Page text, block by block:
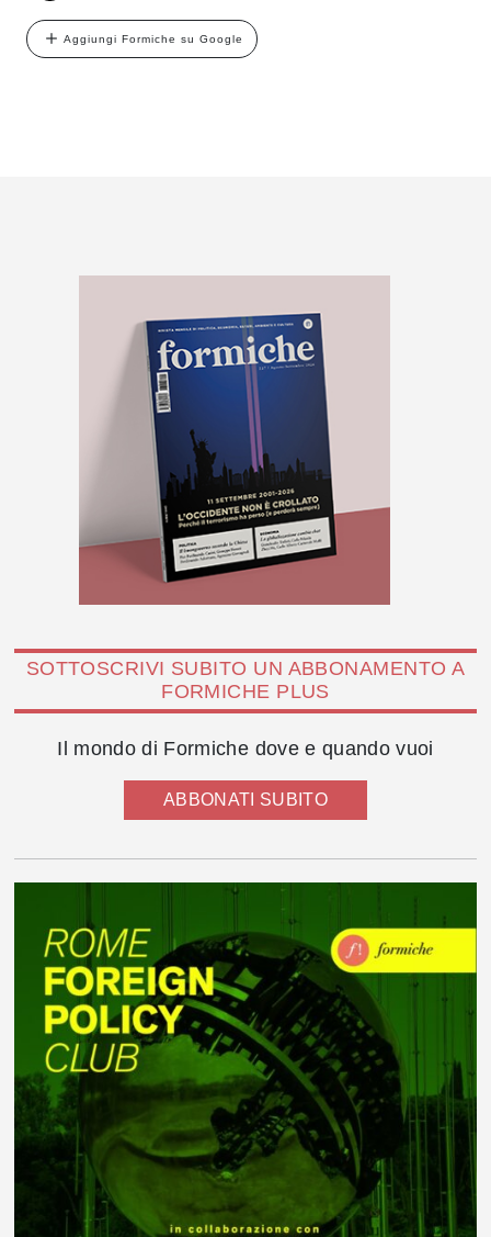
Aggiungi Formiche su Google
SOTTOSCRIVI SUBITO UN ABBONAMENTO A
FORMICHE PLUS
Il mondo di Formiche dove e quando vuoi
ABBONATI SUBITO